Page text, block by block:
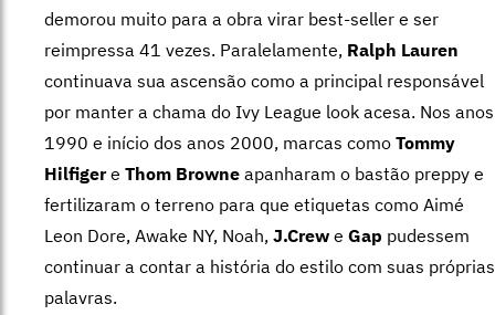
demorou muito para a obra virar best-seller e ser
reimpressa 41 vezes. Paralelamente, Ralph Lauren
continuava sua ascensão como a principal responsável
por manter a chama do Ivy League look acesa. Nos anos
1990 e início dos anos 2000, marcas como Tommy
Hilfigere Thom Browne apanharam o bastão preppy e
fertilizaram o terreno para que etiquetas como Aimé
Leon Dore, Awake NY, Noah, J.Crew e Gap pudessem
continuar a contar a história do estilo com suas próprias
palavras.